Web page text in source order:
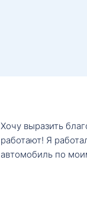
Хочу выразить
работают! Я
автомобиль по